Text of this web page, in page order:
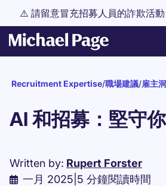
⚠️ 請留意冒充招募人員的詐欺活動
Recruitment Expertise/職場建議/雇主
AI 和招募：堅守
Written by: Rupert Forster
一月 2025 5 分鐘閱讀時間